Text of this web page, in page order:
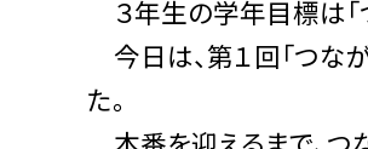
３年生の学年目標は「
今日は、第１回「つな
た。